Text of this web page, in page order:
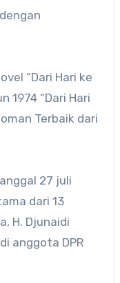
“Dari Hari ke
1974 “Dari Hari
Terbaik dari
27 juli
dari 13
H. Djunaidi
anggota DPR